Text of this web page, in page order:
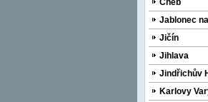
Cheb
Jablonec
Jičín
Jihlava
Jindřichův
Karlovy